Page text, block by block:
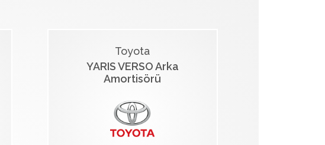
Toyota
YARIS VERSO Arka
Amortisörü